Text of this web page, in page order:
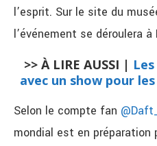
l’esprit. Sur le site du
l’événement se déroulera
>> À LIRE AUSSI |
avec un show pour
Selon le compte fan
mondial est en préparation